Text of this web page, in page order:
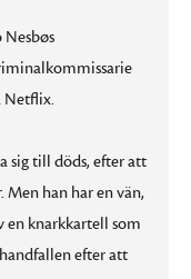
Netflix.
sig till döds, efter att
han har en vän,
en knarkkartell som
efter att